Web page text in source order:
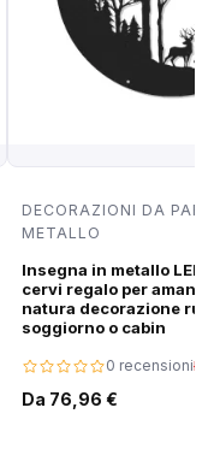
DECORAZIONI DA
METALLO
Insegna in metallo LED
cervi regalo per amanti
natura decorazione
soggiorno o cabin
0 recensioni
Da 76,96 €